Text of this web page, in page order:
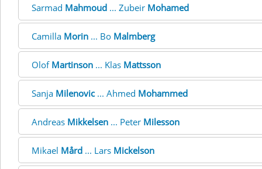
Sarmad Mahmoud ... Zubeir Mohamed
Camilla Morin ... Bo Malmberg
Olof Martinson ... Klas Mattsson
Sanja Milenovic... Ahmed Mohammed
Andreas Mikkelsen ... Peter Milesson
Mikael Mård ... Lars Mickelson